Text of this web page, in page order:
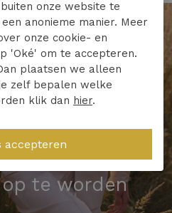
te worden
onze website te
anonieme manier. Meer
onze cookie- en
'Oké' om te accepteren.
plaatsen we alleen
zelf bepalen welke
klik dan hier.